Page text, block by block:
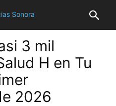
3 mil
H en Tu
2026